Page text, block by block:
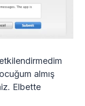
almış
Elbette